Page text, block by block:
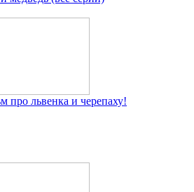
про львенка и черепаху!